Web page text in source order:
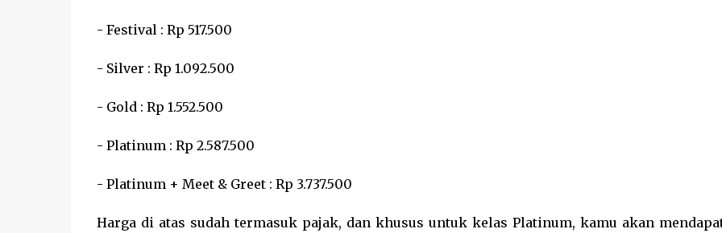
- Festival : Rp 517.500
- Silver : Rp 1.092.500
- Gold : Rp 1.552.500
- Platinum : Rp 2.587.500
- Platinum + Meet & Greet : Rp 3.737.500
Harga di atas sudah termasuk pajak, dan khusus untuk kelas Platinum, kamu akan